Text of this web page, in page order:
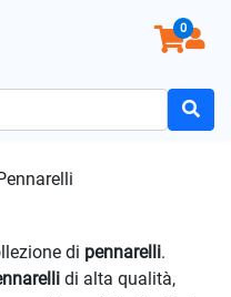
0
di pennarelli.
di alta qualità,